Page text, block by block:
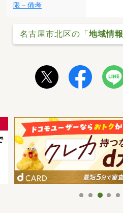
限－備考
名古屋市北区の「 地域情報